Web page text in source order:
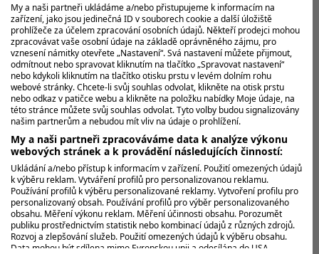
My a naši partneři ukládáme a/nebo přistupujeme k informacím na
zařízení, jako jsou jedinečná ID v souborech cookie a další úložiště
prohlížeče za účelem zpracování osobních údajů. Někteří prodejci mohou
zpracovávat vaše osobní údaje na základě oprávněného zájmu, pro
vznesení námitky otevřete „Nastavení“. Svá nastavení můžete přijmout,
odmítnout nebo spravovat kliknutím na tlačítko „Spravovat nastavení“
nebo kdykoli kliknutím na tlačítko otisku prstu v levém dolním rohu
webové stránky. Chcete-li svůj souhlas odvolat, klikněte na otisk prstu
nebo odkaz v patičce webu a klikněte na položku nabídky Moje údaje, na
této stránce můžete svůj souhlas odvolat. Tyto volby budou signalizovány
našim partnerům a nebudou mít vliv na údaje o prohlížení.
My a naši partneři zpracováváme data k analýze výkonu
webových stránek a k provádění následujících činností:
Ukládání a/nebo přístup k informacím v zařízení. Použití omezených údajů
k výběru reklam. Vytváření profilů pro personalizovanou reklamu.
Používání profilů k výběru personalizované reklamy. Vytvoření profilu pro
personalizovaný obsah. Používání profilů pro výběr personalizovaného
obsahu. Měření výkonu reklam. Měření účinnosti obsahu. Porozumět
publiku prostřednictvím statistik nebo kombinací údajů z různých zdrojů.
Rozvoj a zlepšování služeb. Použití omezených údajů k výběru obsahu.
Data mohou být sdílena mimo Evropskou unii a odesílána do USA.